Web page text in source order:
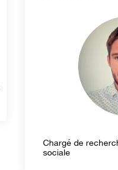
Chargé de
sociale